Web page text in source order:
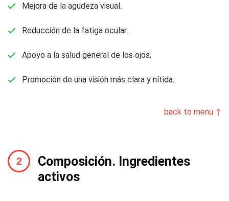
Mejora de la agudeza visual.
Reducción de la fatiga ocular.
Apoyo a la salud general de los ojos.
Promoción de una visión más clara y nítida.
back to menu ↑
Composición. Ingredientes
activos